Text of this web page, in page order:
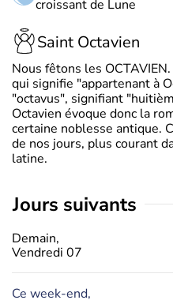
croissant de Lune
Saint Octavien
Nous fêtons les
qui signifie "appartenant à
"octavus", signifiant
Octavien évoque donc la
certaine noblesse antique.
de nos jours, plus courant
latine.
jours suivants
Demain,
Vendredi 07
Ce week-end,